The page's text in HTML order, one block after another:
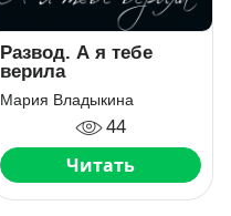
Развод. А я тебе
верила
Мария Владыкина
44
Читать